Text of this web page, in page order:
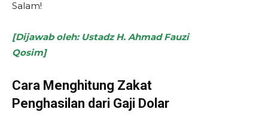
Salam!
[Dijawab oleh: Ustadz H. Ahmad Fauzi
Qosim]
Cara Menghitung Zakat
Penghasilan dari Gaji Dolar